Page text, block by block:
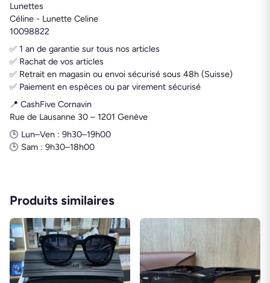
Lunettes
Céline - Lunette Celine
10098822
✅ 1 an de garantie sur tous nos articles
✅ Rachat de vos articles
✅ Retrait en magasin ou envoi sécurisé sous 48h (Suisse)
✅ Paiement en espèces ou par virement sécurisé
📍 CashFive Cornavin
Rue de Lausanne 30 – 1201 Genève
🕒 Lun–Ven : 9h30–19h00
🕒 Sam : 9h30–18h00
Produits similaires